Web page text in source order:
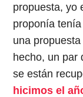
propuesta, yo
proponía
una
hecho, un par
se están
hicimos el